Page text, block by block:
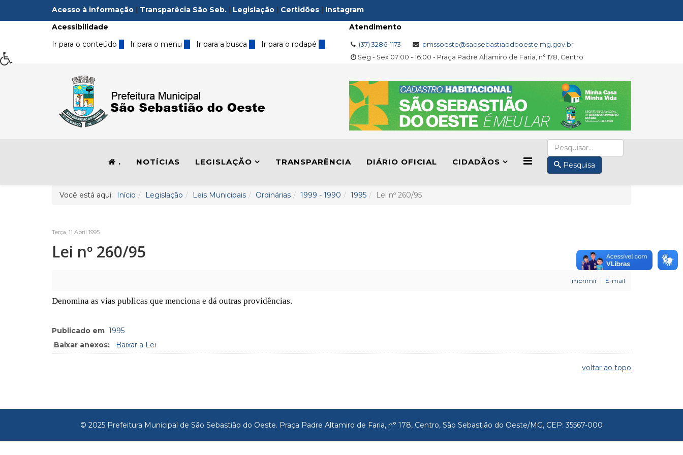
Acesso à informação | Transparêcia São Seb. | Legislação | Certidões | Instagram
Acessibilidade
Ir para o conteúdo 1 Ir para o menu 2 Ir para a busca3 Ir para o rodapé 4 .
Atendimento
(37) 3286-1173
pmssoeste@saosebastiaodooeste.mg.gov.br
Seg - Sex 07:00 - 16:00 - Praça Padre Altamiro de Faria, n° 178, Centro
. NOTÍCIAS LEGISLAÇÃO TRANSPARÊNCIA DIÁRIO OFICIAL CIDADÃOS Pesquisa
Você está aqui: Início Legislação Leis Municipais Ordinárias 1999 - 1990 1995 Lei nº 260/95
Terça, 11 Abril 1995
Lei nº 260/95
Imprimir E-mail
Denomina as vias publicas que menciona e dá outras providências.
Publicado em 1995
Baixar anexos:
Baixar a Lei
voltar ao topo
© 2025 Prefeitura Municipal de São Sebastião do Oeste. Praça Padre Altamiro de Faria, n° 178, Centro, São Sebastião do Oeste/MG, CEP: 35567-000